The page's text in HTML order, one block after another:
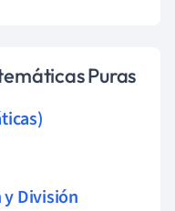
Puras
División